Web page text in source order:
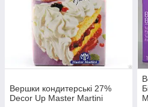
Вершки кондитерські 27%
Decor Up Master Martini